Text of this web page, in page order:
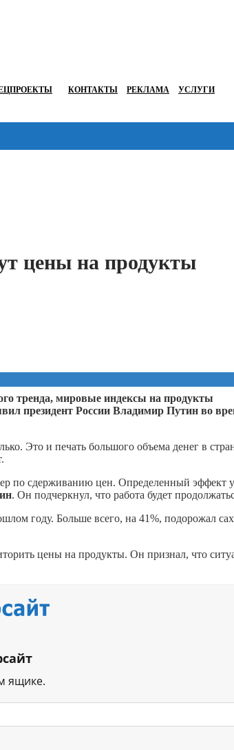
КОНТАКТЫ РЕКЛАМА УСЛУГИ
цены на продукты
тренда, мировые индексы на продукты
президент России Владимир Путин во
Это и печать большого объема денег в
по сдерживанию цен. Определенный эффект
. Он подчеркнул, что работа будет
году. Больше всего, на 41%, подорожал
цены на продукты. Он признал, что
ящике.